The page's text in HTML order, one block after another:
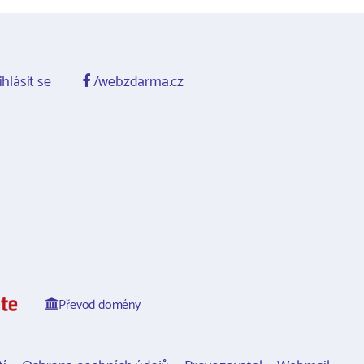
se /webzdarma.cz
Převod domény